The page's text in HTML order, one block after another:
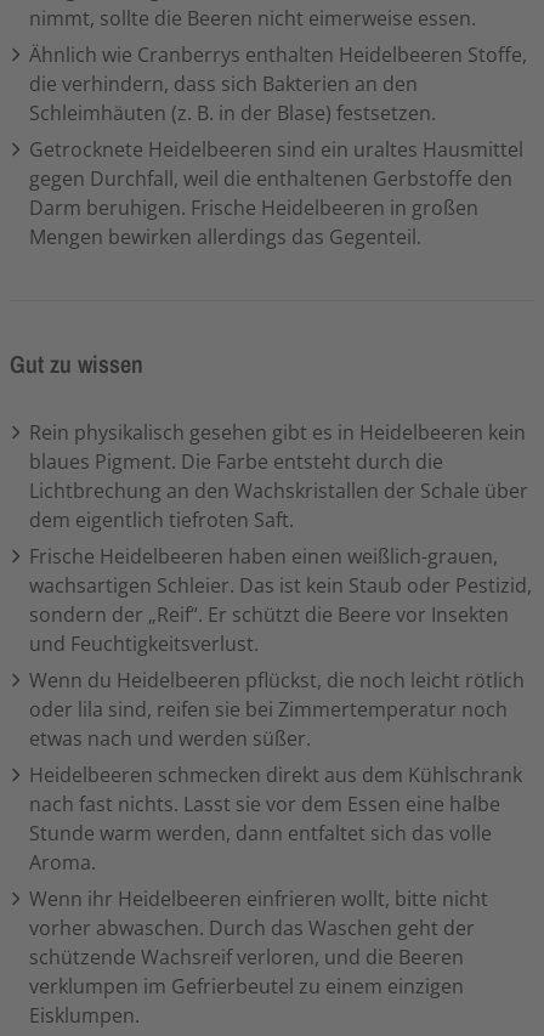
nimmt, sollte die Beeren nicht eimerweise essen.
Ähnlich wie Cranberrys enthalten Heidelbeeren Stoffe,
die verhindern, dass sich Bakterien an den
Schleimhäuten (z. B. in der Blase) festsetzen.
Getrocknete Heidelbeeren sind ein uraltes Hausmittel
gegen Durchfall, weil die enthaltenen Gerbstoffe den
Darm beruhigen. Frische Heidelbeeren in großen
Mengen bewirken allerdings das Gegenteil.
Gut zu wissen
Rein physikalisch gesehen gibt es in Heidelbeeren kein
blaues Pigment. Die Farbe entsteht durch die
Lichtbrechung an den Wachskristallen der Schale über
dem eigentlich tiefroten Saft.
Frische Heidelbeeren haben einen weißlich-grauen,
wachsartigen Schleier. Das ist kein Staub oder Pestizid,
sondern der „Reif“. Er schützt die Beere vor Insekten
und Feuchtigkeitsverlust.
Wenn du Heidelbeeren pflückst, die noch leicht rötlich
oder lila sind, reifen sie bei Zimmertemperatur noch
etwas nach und werden süßer.
Heidelbeeren schmecken direkt aus dem Kühlschrank
nach fast nichts. Lasst sie vor dem Essen eine halbe
Stunde warm werden, dann entfaltet sich das volle
Aroma.
Wenn ihr Heidelbeeren einfrieren wollt, bitte nicht
vorher abwaschen. Durch das Waschen geht der
schützende Wachsreif verloren, und die Beeren
verklumpen im Gefrierbeutel zu einem einzigen
Eisklumpen.